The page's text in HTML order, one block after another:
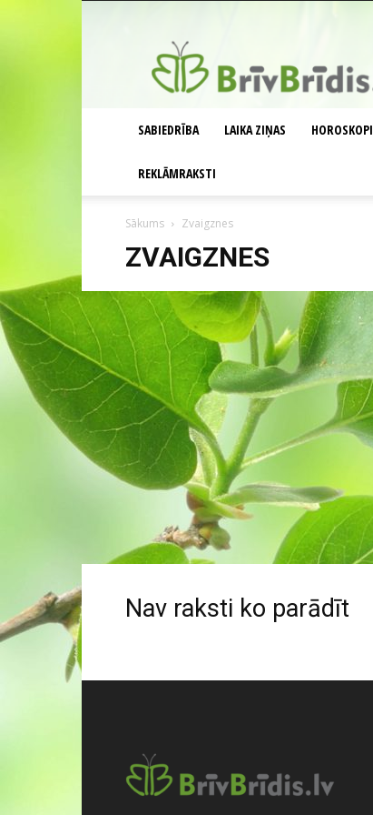
SABIEDRĪBA LAIKA ZIŅAS HOROSKOPI
REKLĀMRAKSTI
Sākums Zvaigznes
ZVAIGZNES
Nav raksti ko parādīt